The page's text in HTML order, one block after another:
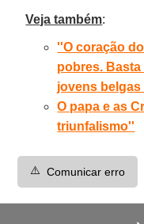
Veja também:
''O coração
pobres.
jovens
O papa e as
triunfalismo''
⚠️ Comunicar erro